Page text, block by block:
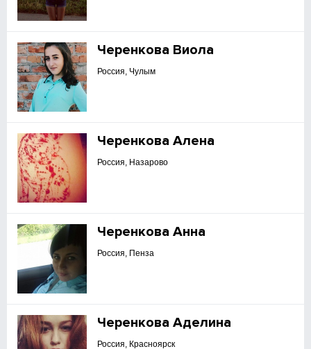
Черенкова Виола
Россия, Чулым
Черенкова Алена
Россия, Назарово
Черенкова Анна
Россия, Пенза
Черенкова Аделина
Россия, Красноярск